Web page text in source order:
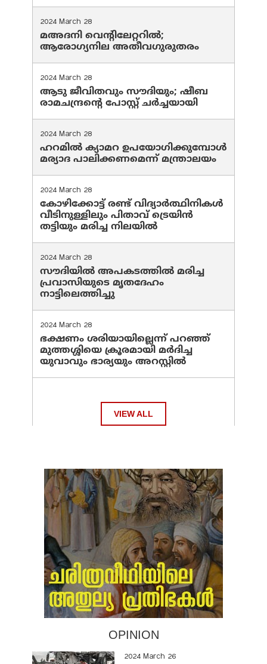
2024 March 28
മഅദനി വെന്റിലേറ്ററിൽ;
ആരോഗ്യനില അതീവഗുരുതരം
2024 March 28
ആടു ജീവിതവും സൗദിയും; ഷീബ
രാമചന്ദ്രന്റെ പോസ്റ്റ് ചര്‍ച്ചയായി
2024 March 28
ഹറമില്‍ ക്യാമറ ഉപയോഗിക്കുമ്പോള്‍
മര്യാദ പാലിക്കണമെന്ന് മന്ത്രാലയം
2024 March 28
കോഴിക്കോട്ട് രണ്ട് വിദ്യാർത്ഥിനികൾ
വീടിനുള്ളിലും പിതാവ് ട്രെയിൻ
തട്ടിയും മരിച്ച നിലയിൽ
2024 March 28
സൗദിയില്‍ അപകടത്തില്‍ മരിച്ച
പ്രവാസിയുടെ മൃതദേഹം
നാട്ടിലെത്തിച്ചു
2024 March 28
ഭക്ഷണം ശരിയായില്ലെന്ന് പറഞ്ഞ്
മുത്തശ്ശിയെ ക്രൂരമായി മര്‍ദിച്ച
യുവാവും ഭാര്യയും അറസ്റ്റില്‍
VIEW ALL
OPINION
2024 March 26